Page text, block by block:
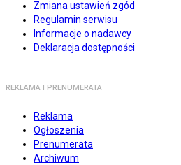
Zmiana ustawień zgód
Regulamin serwisu
Informacje o nadawcy
Deklaracja dostępności
REKLAMA I PRENUMERATA
Reklama
Ogłoszenia
Prenumerata
Archiwum